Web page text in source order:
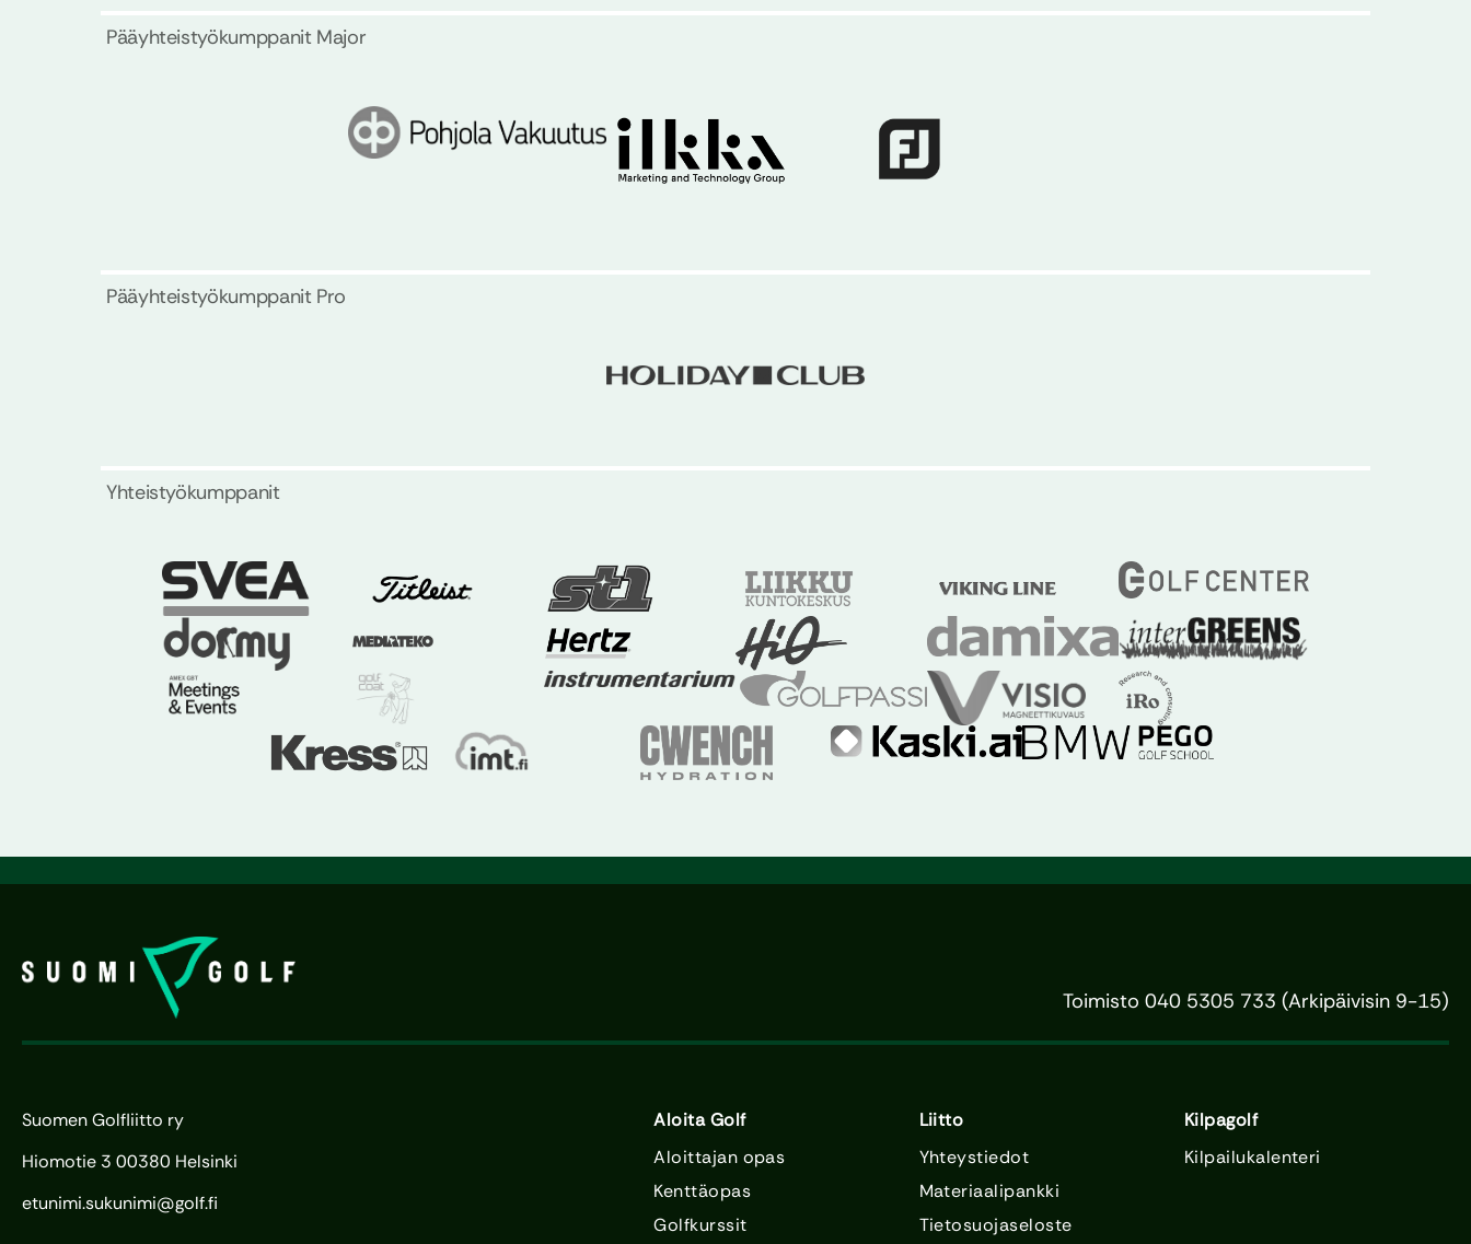
Pääyhteistyökumppanit Major
Pääyhteistyökumppanit Pro
Yhteistyökumppanit
Toimisto 040 5305 733 (Arkipäivisin 9-15)
Suomen Golfliitto ry
Hiomotie 3 00380 Helsinki
etunimi.sukunimi@golf.fi
Aloita Golf
Aloittajan opas
Kenttäopas
Golfkurssit
Liitto
Yhteystiedot
Materiaalipankki
Tietosuojaseloste
Kilpagolf
Kilpailukalenteri